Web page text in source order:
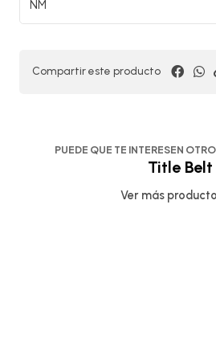
NM
Compartir este producto
PUEDE QUE TE INTERESEN
Title Belt
Ver más